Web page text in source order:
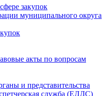
закупок
муниципального округа
акты по вопросам
и представительства
служба (ЕДДС)